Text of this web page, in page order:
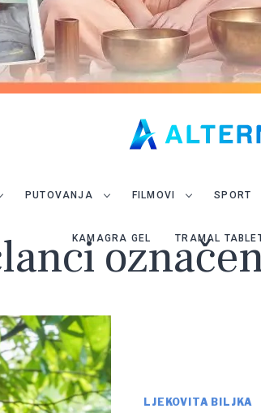
PUTOVANJA FILMOVI SPORT
KAMAGRA GEL TRAMAL
LJEKOVITA BILJKA